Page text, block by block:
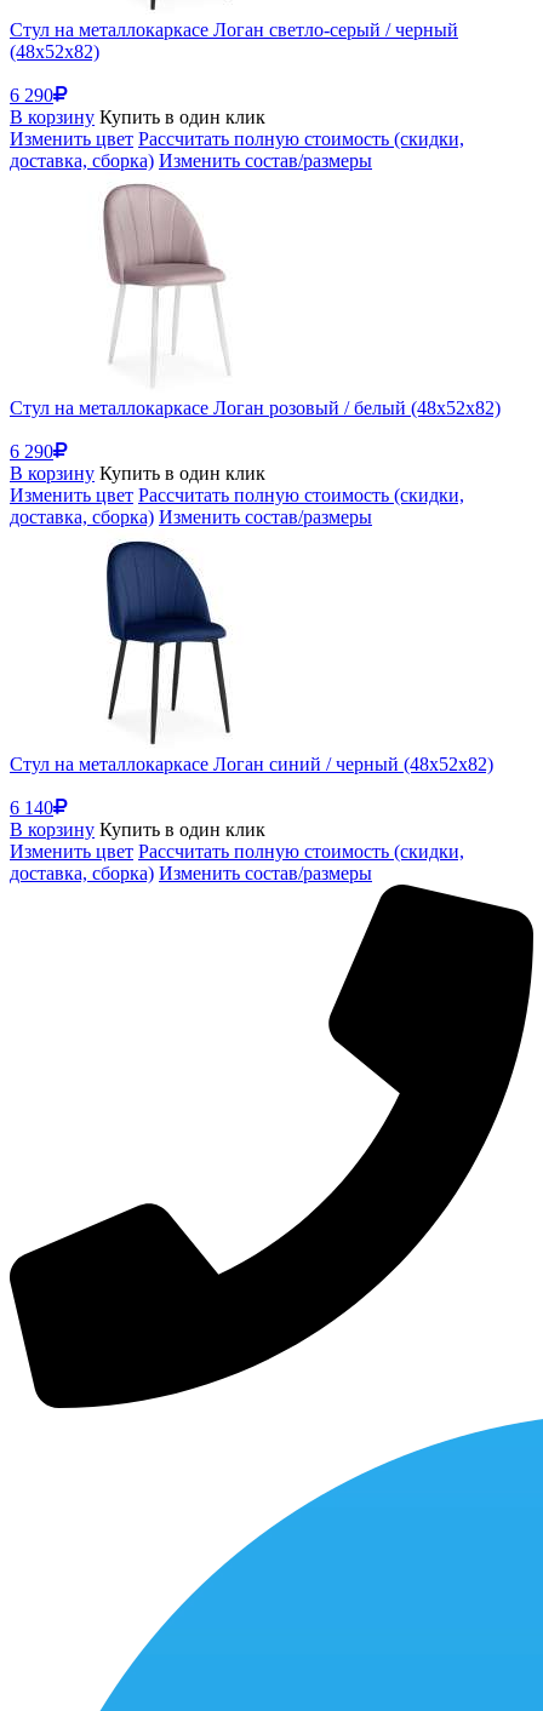
Стул на металлокаркасе Логан светло-серый / черный
(48x52x82)
6 290
В корзину Купить в один клик
Изменить цвет Рассчитать полную стоимость (скидки,
доставка, сборка) Изменить состав/размеры
Стул на металлокаркасе Логан розовый / белый (48x52x82)
6 290
В корзину Купить в один клик
Изменить цвет Рассчитать полную стоимость (скидки,
доставка, сборка) Изменить состав/размеры
Стул на металлокаркасе Логан синий / черный (48x52x82)
6 140
В корзину Купить в один клик
Изменить цвет Рассчитать полную стоимость (скидки,
доставка, сборка) Изменить состав/размеры